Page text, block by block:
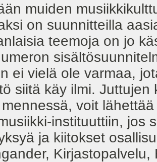
muiden
on suunnitteilla
teemoja on jo
ei vielä ole varmaa,
siitä käy ilmi.
voit
instituuttiin, jos
ja kiitokset
Kirjastopalvelu,